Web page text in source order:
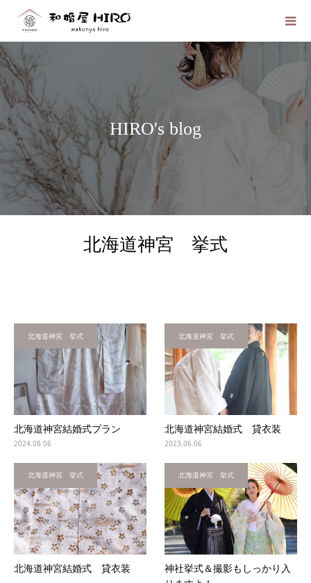
HIRO's blog
北海道神宮 挙式
北海道神宮 挙式
北海道神宮結婚式プラン
2024.08.06
北海道神宮 挙式
北海道神宮結婚式 貸衣装
2023.06.06
北海道神宮 挙式
北海道神宮結婚式 貸衣装
北海道神宮 挙式
神社挙式＆撮影もしっかり入